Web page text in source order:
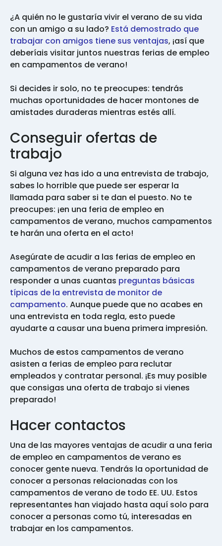
¿A quién no le gustaría vivir el verano de su vida
con un amigo a su lado? Está demostrado que
trabajar con amigos tiene sus ventajas, ¡así que
deberíais visitar juntos nuestras ferias de empleo
en campamentos de verano!
Si decides ir solo, no te preocupes: tendrás
muchas oportunidades de hacer montones de
amistades duraderas mientras estés allí.
Conseguir ofertas de
trabajo
Si alguna vez has ido a una entrevista de trabajo,
sabes lo horrible que puede ser esperar la
llamada para saber si te dan el puesto. No te
preocupes: ¡en una feria de empleo en
campamentos de verano, muchos campamentos
te harán una oferta en el acto!
Asegúrate de acudir a las ferias de empleo en
campamentos de verano preparado para
responder a unas cuantas preguntas básicas
típicas de la entrevista de monitor de
campamento. Aunque puede que no acabes en
una entrevista en toda regla, esto puede
ayudarte a causar una buena primera impresión.
Muchos de estos campamentos de verano
asisten a ferias de empleo para reclutar
empleados y contratar personal. ¡Es muy posible
que consigas una oferta de trabajo si vienes
preparado!
Hacer contactos
Una de las mayores ventajas de acudir a una feria
de empleo en campamentos de verano es
conocer gente nueva. Tendrás la oportunidad de
conocer a personas relacionadas con los
campamentos de verano de todo EE. UU. Estos
representantes han viajado hasta aquí solo para
conocer a personas como tú, interesadas en
trabajar en los campamentos.